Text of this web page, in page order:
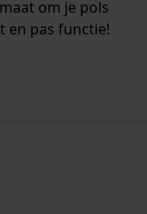
om je pols
en pas functie!